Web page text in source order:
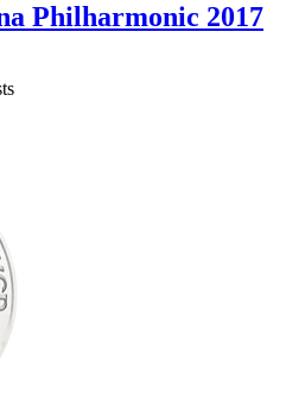
Philharmonic 2017